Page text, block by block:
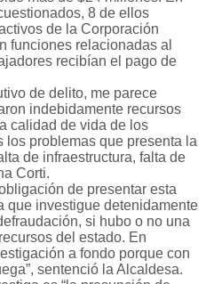
8 de ellos
de la Corporación
funciones relacionadas al
recibían el pago de
de delito, me parece
indebidamente recursos
calidad de vida de los
problemas que presenta la
de infraestructura, falta de
Corti.
de presentar esta
que investigue detenidamente
si hubo o no una
del estado. En
a fondo porque con
sentenció la Alcaldesa.